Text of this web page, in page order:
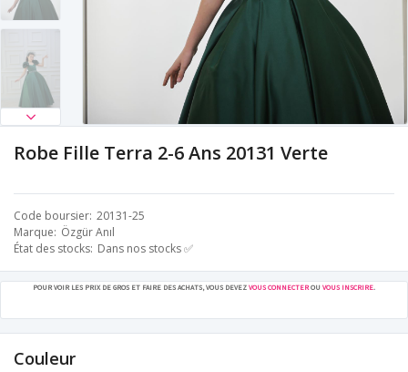
Robe Fille Terra 2-6 Ans 20131 Verte
Code boursier 20131-25
Marque Özgür Anıl
État des stocks Dans nos stocks ✅
POUR VOIR LES PRIX DE GROS ET FAIRE DES ACHATS, VOUS DEVEZ VOUS CONNECTEROU VOUS INSCRIRE
Couleur